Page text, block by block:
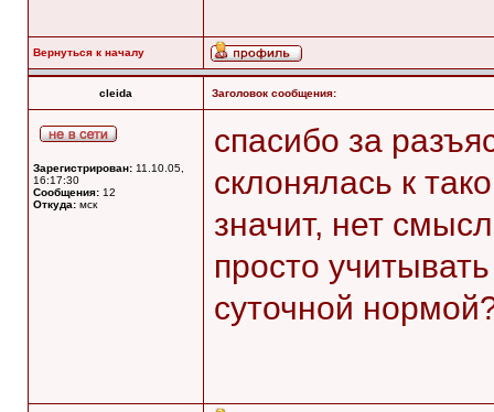
Вернуться к началу
cleida Заголовок сообщения:
Зарегистрирован: 11.10.05,
16:17:30
Сообщения: 12
Откуда: мск
спасибо за
склонялась к
значит, нет
просто
суточной